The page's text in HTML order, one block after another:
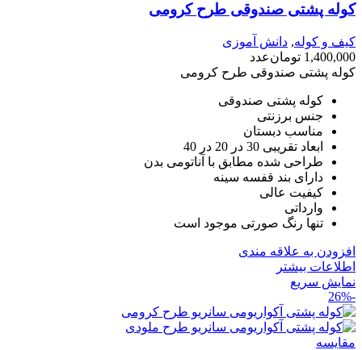
کوله پشتی صندوقی طرح کرومی
کیف و کوله, دانش آموزی
1,400,000 تومانعدد
کوله پشتی صندوقی طرح کرومی
کوله پشتی صندوقی
جنس برزنتی
مناسب دبستان
ابعاد تقریبی 30 در 20 در 40
طراحی شده مطابق با آناتومی بدن
دارای بند قفسه سینه
کیفیت عالی
وارداتی
تنها رنگ صورتی موجود است
افزودن به علاقه مندی
اطلاعات بیشتر
نمایش سریع
-26%
مقايسه